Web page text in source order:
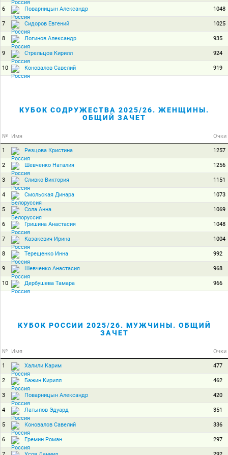
6 Поварницын Александр 1048
7 Сидоров Евгений 1025
8 Логинов Александр 935
9 Стрельцов Кирилл 924
10 Коновалов Савелий 919
КУБОК СОДРУЖЕСТВА 2025/26. ЖЕНЩИНЫ.
ОБЩИЙ ЗАЧЕТ
№ Имя Очки
1 Резцова Кристина 1257
2 Шевченко Наталия 1256
3 Сливко Виктория 1151
4 Смольская Динара 1073
5 Сола Анна 1069
6 Гришина Анастасия 1048
7 Казакевич Ирина 1004
8 Терещенко Инна 992
9 Шевченко Анастасия 968
10 Дербушева Тамара 966
КУБОК РОССИИ 2025/26. МУЖЧИНЫ. ОБЩИЙ
ЗАЧЕТ
№ Имя Очки
1 Халили Карим 477
2 Бажин Кирилл 462
3 Поварницын Александр 420
4 Латыпов Эдуард 351
5 Коновалов Савелий 336
6 Еремин Роман 297